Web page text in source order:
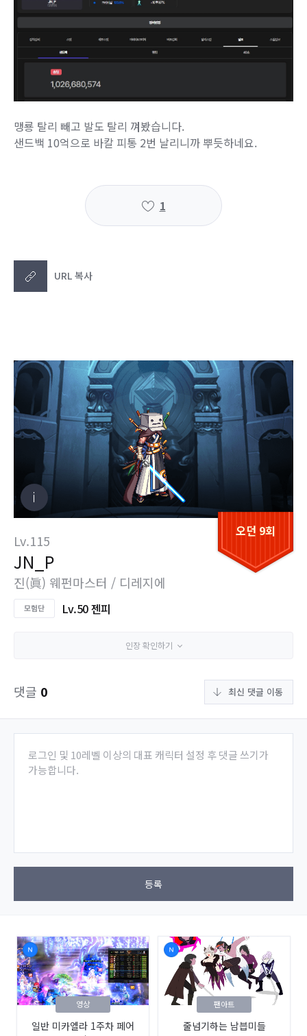
맹룡 탈리 빼고 발도 탈리 껴봤습니다.
샌드백 10억으로 바칼 피통 2번 날리니까 뿌듯하네요.
1
URL 복사
오던 9회
Lv.115
JN_P
진(眞) 웨펀마스터 / 디레지에
Lv.50 젠피
인장 확인하기
댓글 0 최신 댓글 이동
로그인 및 10레벨 이상의 대표 캐릭터 설정 후 댓글 쓰기가
가능합니다.
등록
일반 미카엘라 1주차 페어
영상
줄넘기하는 남븝미들
팬아트